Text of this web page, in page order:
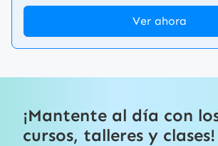
Ver ahora
¡Mantente al día con
cursos, talleres y clases!